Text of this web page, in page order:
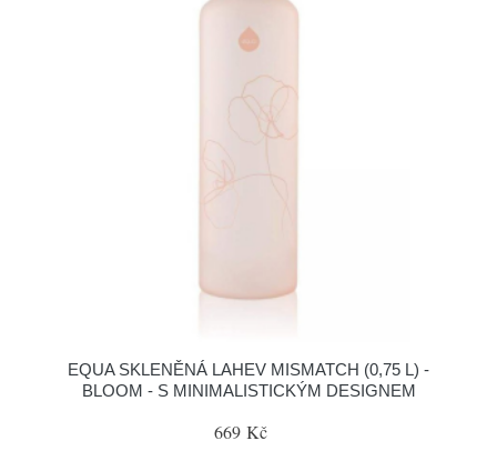
EQUA SKLENĚNÁ LAHEV MISMATCH (0,75 L) -
BLOOM - S MINIMALISTICKÝM DESIGNEM
669 Kč